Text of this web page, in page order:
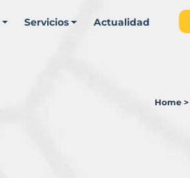
Servicios Actualidad
Home >